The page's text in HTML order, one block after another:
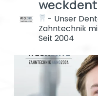
- Unser
Zahntechnik
Seit 2004